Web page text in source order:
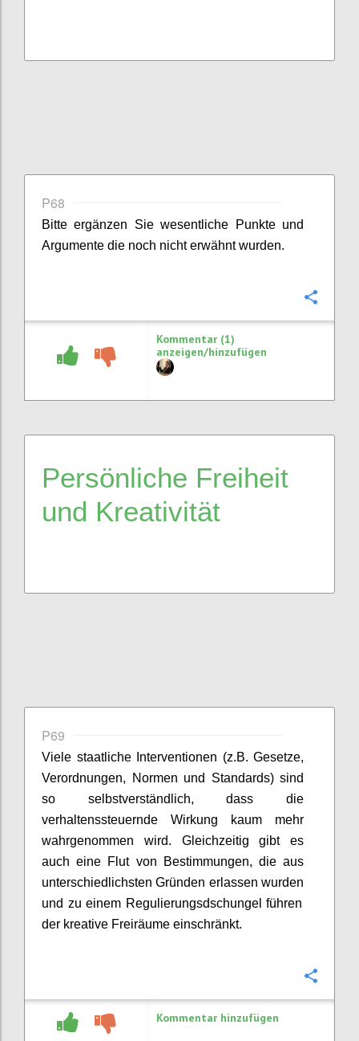
P68
Bitte ergänzen Siewesentliche Punkte und
Argumente die noch nicht erwähnt wurden.
Kommentar (1)
anzeigen/hinzufügen
Persönliche Freiheit
und Kreativität
P69
Viele staatliche Interventionen (z.B. Gesetze,
Verordnungen, Normen und Standards) sind
so selbstverständlich, dass die
verhaltenssteuernde Wirkung kaum mehr
wahrgenommen wird. Gleichzeitig gibt es
auch eine Flut von Bestimmungen, die aus
unterschiedlichsten Gründen erlassen wurden
und zu einem Regulierungsdschungel führen
der kreative Freiräume einschränkt.
Kommentar hinzufügen